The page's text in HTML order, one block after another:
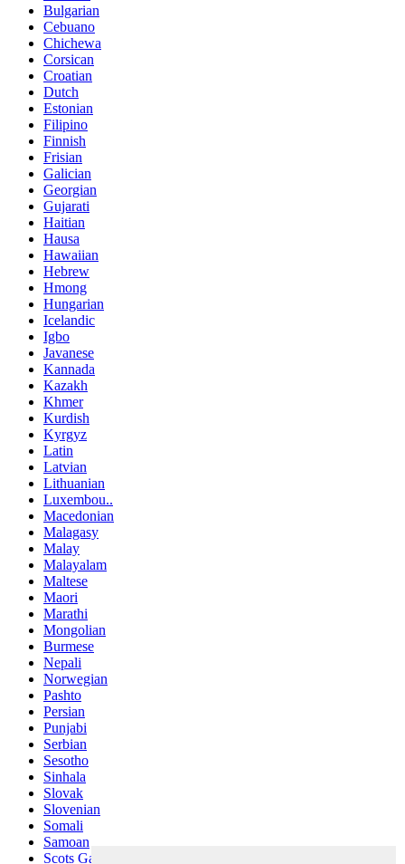
Bulgarian
Cebuano
Chichewa
Corsican
Croatian
Dutch
Estonian
Filipino
Finnish
Frisian
Galician
Georgian
Gujarati
Haitian
Hausa
Hawaiian
Hebrew
Hmong
Hungarian
Icelandic
Igbo
Javanese
Kannada
Kazakh
Khmer
Kurdish
Kyrgyz
Latin
Latvian
Lithuanian
Luxembou..
Macedonian
Malagasy
Malay
Malayalam
Maltese
Maori
Marathi
Mongolian
Burmese
Nepali
Norwegian
Pashto
Persian
Punjabi
Serbian
Sesotho
Sinhala
Slovak
Slovenian
Somali
Samoan
Scots Gaelic